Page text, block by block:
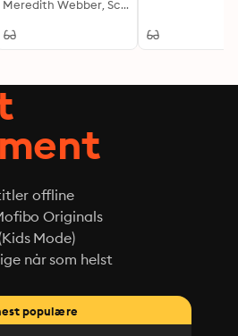
ørkensand Meredith Webber, Scarlet Wilson
offline
Originals
Mode)
når som helst
populære